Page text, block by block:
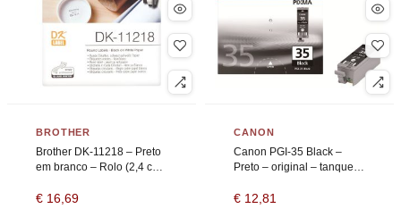
BROTHER
Brother DK-11218 – Preto
em branco – Rolo (2,4 cm)
etiquetas
€ 16,69
CANON
Canon PGI-35 Black –
Preto – original – tanque
€ 12,81